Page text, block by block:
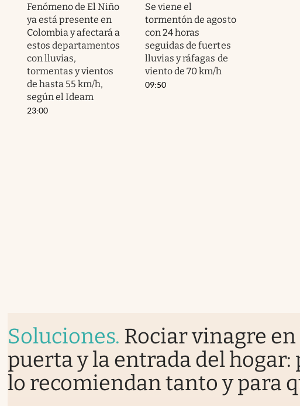
Fenómeno de El Niño
ya está presente en
Colombia y afectará a
estos departamentos
con lluvias,
tormentas y vientos
de hasta 55 km/h,
según el Ideam
23:00
Se viene el
tormentón de agosto
con 24 horas
seguidas de fuertes
lluvias y ráfagas de
viento de 70 km/h
09:50
Soluciones. Rociar vinagre en
puerta y la entrada del hogar:
lo recomiendan tanto y para